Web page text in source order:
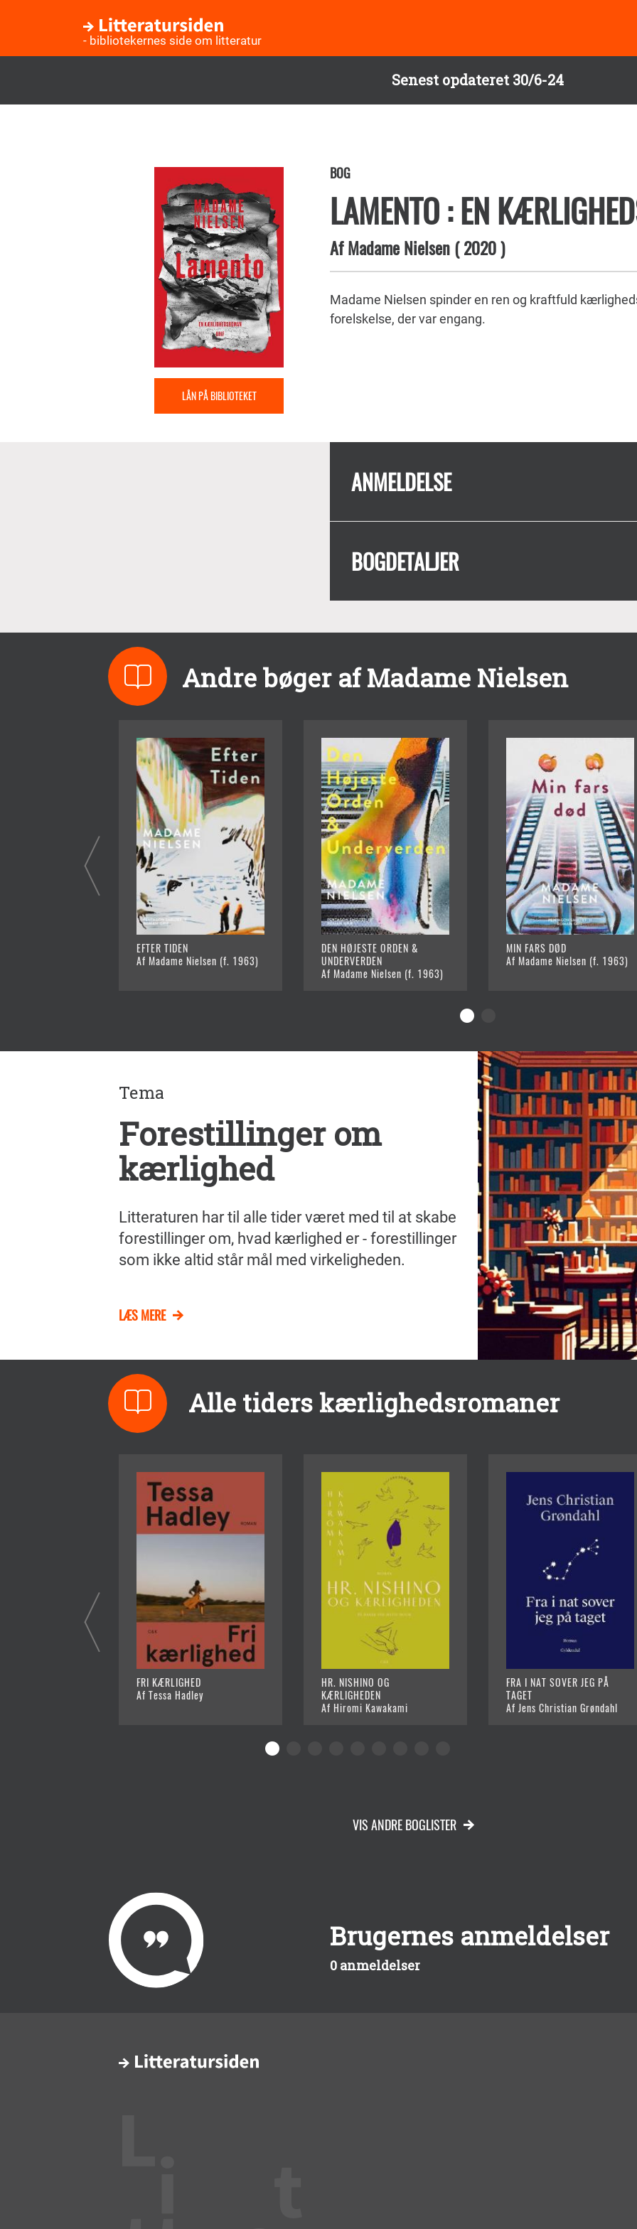
Senest opdateret 30/6-24
- bibliotekernes side om litteratur
LÅN PÅ BIBLIOTEKET
BOG
LAMENTO : EN
AfMadame Nielsen(2020)
Madame Nielsen spinder en ren og kraftfuld
forelskelse, der var engang.
ANMELDELSE
BOGDETALJER
Andre bøger af Madame Nielsen
EFTER TIDEN
Af Madame Nielsen (f. 1963)
DEN HØJESTE ORDEN &
UNDERVERDEN
Af Madame Nielsen (f. 1963)
MIN FARS DØD
Af Madame Nielsen (f. 1963)
Tema
Forestillinger om
kærlighed
Litteraturen har til alle tider været med til at skabe
forestillinger om, hvad kærlighed er - forestillinger
som ikke altid står mål med virkeligheden.
LÆS MERE
Alle tiders kærlighedsromaner
FRI KÆRLIGHED
Af Tessa Hadley
HR. NISHINO OG
KÆRLIGHEDEN
Af Hiromi Kawakami
FRA I NAT SOVER JEG PÅ
TAGET
Af Jens Christian Grøndahl
VIS ANDRE BOGLISTER
Brugernes anmeldelser
0 anmeldelser